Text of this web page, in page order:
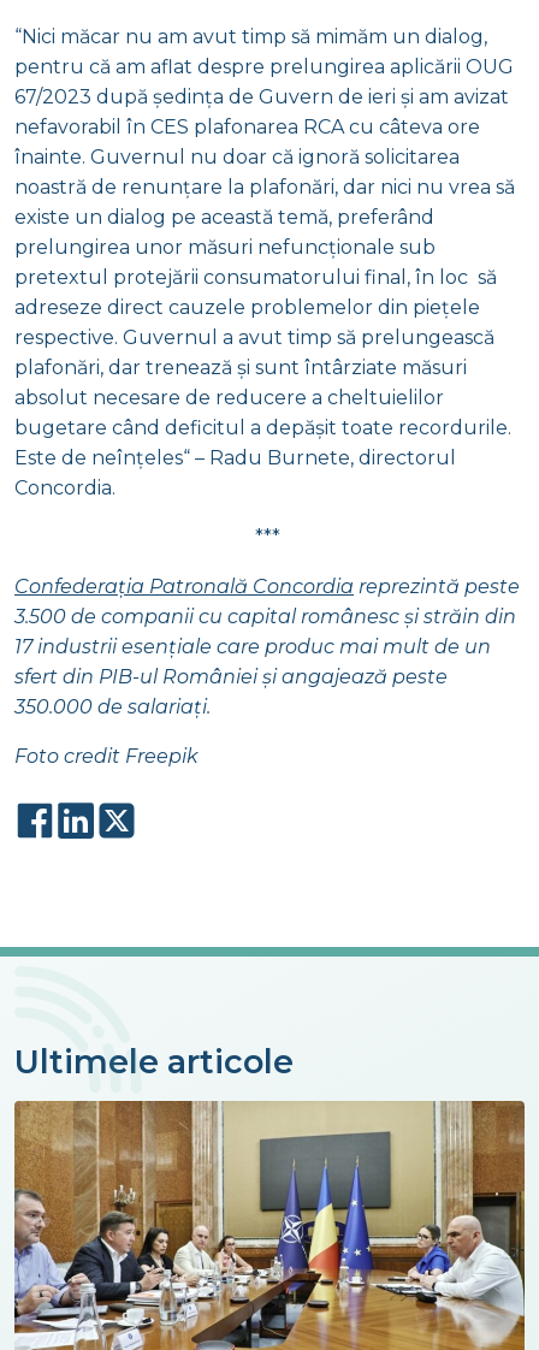
“Nici măcar nu am avut timp să mimăm un dialog,
pentru că am aflat despre prelungirea aplicării OUG
67/2023 după ședința de Guvern de ieri și am avizat
nefavorabil în CES plafonarea RCA cu câteva ore
înainte. Guvernul nu doar că ignoră solicitarea
noastră de renunțare la plafonări, dar nici nu vrea să
existe un dialog pe această temă, preferând
prelungirea unor măsuri nefuncționale sub
pretextul protejării consumatorului final, în loc să
adreseze direct cauzele problemelor din piețele
respective. Guvernul a avut timp să prelungească
plafonări, dar trenează și sunt întârziate măsuri
absolut necesare de reducere a cheltuielilor
bugetare când deficitul a depășit toate recordurile.
Este de neînțeles“ – Radu Burnete, directorul
Concordia.
***
Confederația Patronală Concordia reprezintă peste
3.500 de companii cu capital românesc și străin din
17 industrii esențiale care produc mai mult de un
sfert din PIB-ul României și angajează peste
350.000 de salariați.
Foto credit Freepik
Ultimele articole